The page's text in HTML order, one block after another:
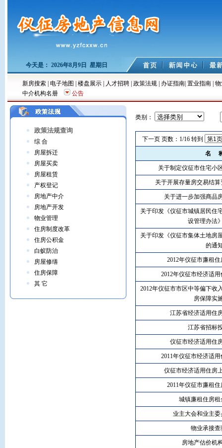
今天是： 2026年8月9日 星期日
新房搜索 电子地图 楼盘展示 人才招聘 政策法规 办证指南 置业指南
中介机构名册
公告
政策法规查询
综 合
房屋拆迁
房屋买卖
房屋租赁
产权登记
房地产中介
房地产开发
物业管理
住房制度改革
住房公积金
白蚁防治
房屋修缮
住房保障
其 它
类别：
下一页页数：1/16 转到
名
关于制定仪征市住宅小
关于开展存量房交易结
关于进一步加强商品
关于印发《仪征市城镇居民住
设管理办法
关于印发《仪征市集体土地房
的通
2012年仪征市廉租
2012年仪征市经济适
2012年仪征市市区中等偏下收
房保障实
江苏省经济适用住
江苏省招标
仪征市经济适用住
2011年仪征市经济适
仪征市经济适用住房
2011年仪征市廉租
城镇廉租住房
业主大会和业主
物业承接查
房地产估价机